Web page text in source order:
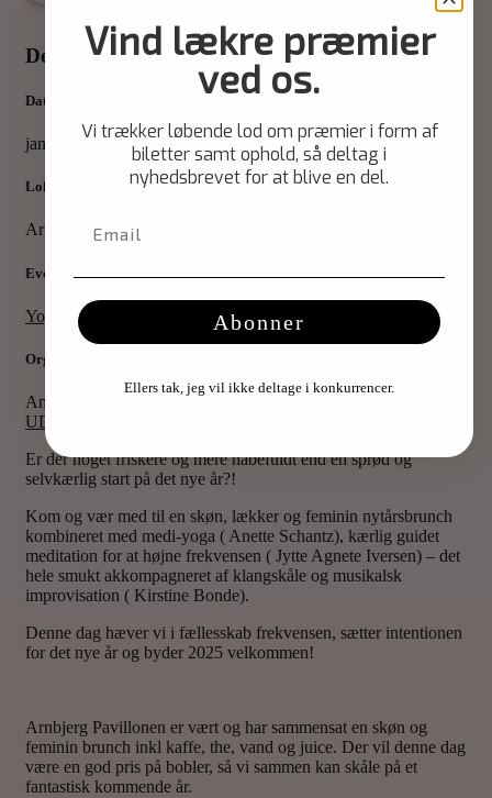
Detaljer
Dato
januar 19, 2025januar 19, 2025 09:30
Lokation
Arnbjerg Pavillonen - Polyfonen
Event type
Yoga
Organiseret af
Anette Schantz, Jytte Agnete Iversen, Kirstine Bonde
UDSOLGT
Er der noget friskere og mere håbefuldt end en sprød og
selvkærlig start på det nye år?!
Kom og vær med til en skøn, lækker og feminin nytårsbrunch
kombineret med medi-yoga ( Anette Schantz), kærlig guidet
meditation for at højne frekvensen ( Jytte Agnete Iversen) – det
hele smukt akkompagneret af klangskåle og musikalsk
improvisation ( Kirstine Bonde).
Denne dag hæver vi i fællesskab frekvensen, sætter intentionen
for det nye år og byder 2025 velkommen!
Arnbjerg Pavillonen er vært og har sammensat en skøn og
feminin brunch inkl kaffe, the, vand og juice. Der vil denne dag
være en god pris på bobler, så vi sammen kan skåle på et
fantastisk kommende år.
Vind lækre præmier
ved os.
Vi trækker løbende lod om præmier i form af
biletter samt ophold, så deltag i
nyhedsbrevet for at blive en del.
Abonner
Ellers tak, jeg vil ikke deltage i konkurrencer.